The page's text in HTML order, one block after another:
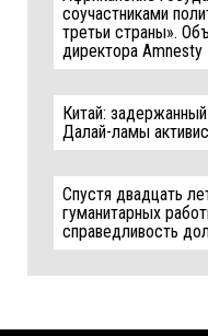
соучастниками
третьи страны».
директора
Китай:
Далай-ламы
Спустя двадцать
гуманитарных
справедливость